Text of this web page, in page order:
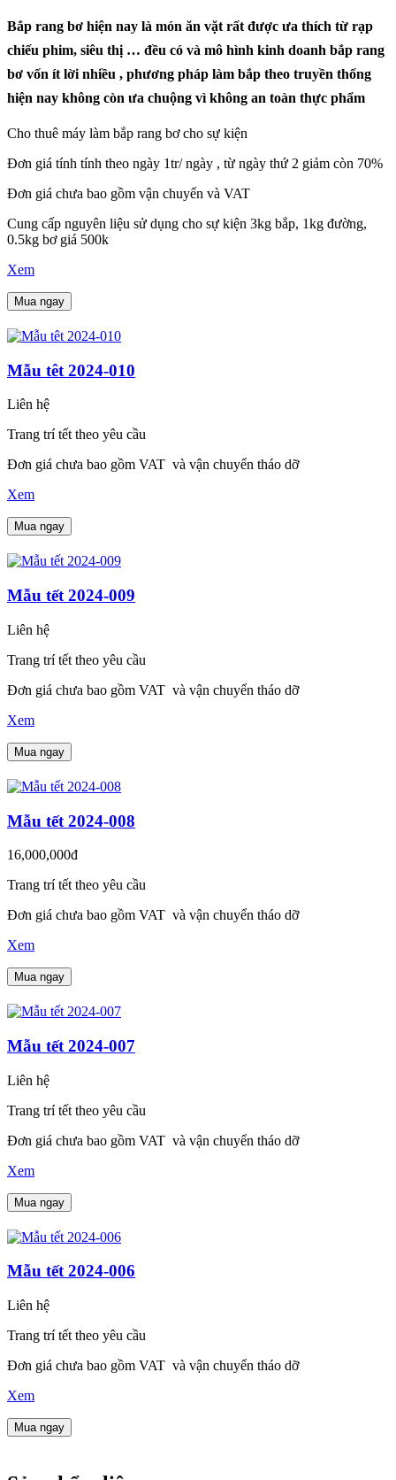
Bắp rang bơ hiện nay là món ăn vặt rất được ưa thích từ rạp
chiếu phim, siêu thị … đều có và mô hình kinh doanh bắp rang
bơ vốn ít lời nhiều , phương pháp làm bắp theo truyền thống
hiện nay không còn ưa chuộng vì không an toàn thực phẩm
Cho thuê máy làm bắp rang bơ cho sự kiện
Đơn giá tính tính theo ngày 1tr/ ngày , từ ngày thứ 2 giảm còn 70%
Đơn giá chưa bao gồm vận chuyển và VAT
Cung cấp nguyên liệu sử dụng cho sự kiện 3kg bắp, 1kg đường,
0.5kg bơ giá 500k
Xem
Mua ngay
Mẫu têt 2024-010
Liên hệ
Trang trí tết theo yêu cầu
Đơn giá chưa bao gồm VAT và vận chuyển tháo dỡ
Xem
Mua ngay
Mẫu tết 2024-009
Liên hệ
Trang trí tết theo yêu cầu
Đơn giá chưa bao gồm VAT và vận chuyển tháo dỡ
Xem
Mua ngay
Mẫu tết 2024-008
16,000,000đ
Trang trí tết theo yêu cầu
Đơn giá chưa bao gồm VAT và vận chuyển tháo dỡ
Xem
Mua ngay
Mẫu tết 2024-007
Liên hệ
Trang trí tết theo yêu cầu
Đơn giá chưa bao gồm VAT và vận chuyển tháo dỡ
Xem
Mua ngay
Mẫu tết 2024-006
Liên hệ
Trang trí tết theo yêu cầu
Đơn giá chưa bao gồm VAT và vận chuyển tháo dỡ
Xem
Mua ngay